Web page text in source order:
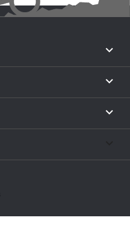


